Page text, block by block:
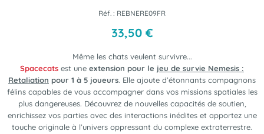
Réf. : REBNERE09FR
33,50 €
Même les chats veulent survivre...
Spacecats est une extension pour le jeu de survie Nemesis :
Retaliation pour 1 à 5 joueurs. Elle ajoute d’étonnants compagnons
félins capables de vous accompagner dans vos missions spatiales les
plus dangereuses. Découvrez de nouvelles capacités de soutien,
enrichissez vos parties avec des interactions inédites et apportez une
touche originale à l’univers oppressant du complexe extraterrestre.